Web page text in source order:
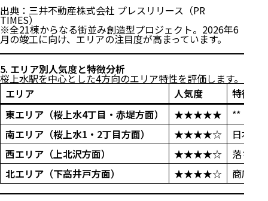
出典： 三井不動産株式会社 プレスリリース（PR
TIMES）
※全21棟からなる街並み創造型プロジェクト。2026年6
月の竣工に向け、エリアの注目度が高まっています。
5. エリア別人気度と特徴分析
桜上水駅を中心とした4方向のエリア特性を評価します。
エリア
人気度
特徴・
東エリア（桜上水4丁目・赤堤方面）
★★★★★
**「桜
南エリア（桜上水1・2丁目方面）
★★★★☆
日本大
西エリア（上北沢方面）
★★★★☆
落ち着
北エリア（下高井戸方面）
★★★★☆ 商店街